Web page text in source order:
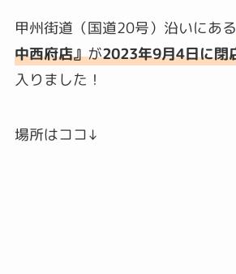
甲州街道（国道20号）沿いにある
中西府店』が2023年9月4日に閉
入りました！
場所はココ↓